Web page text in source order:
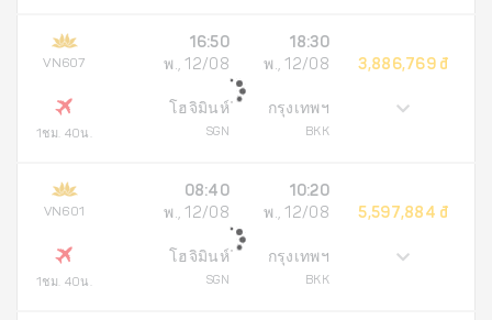
VN607
1ชม. 40น.
16:50
พ., 12/08
โฮจิมินห์
SGN
18:30
พ., 12/08
กรุงเทพฯ
BKK
3,886,769 đ
VN601
1ชม. 40น.
08:40
พ., 12/08
โฮจิมินห์
SGN
10:20
พ., 12/08
กรุงเทพฯ
BKK
5,597,884 đ